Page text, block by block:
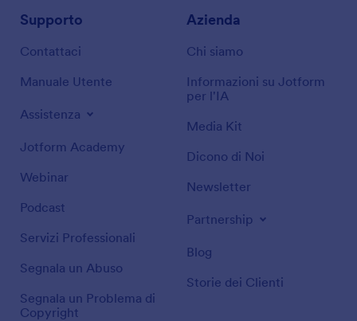
Supporto
Contattaci
Manuale Utente
Assistenza
Jotform Academy
Webinar
Podcast
Servizi Professionali
Segnala un Abuso
Segnala un Problema di
Copyright
Azienda
Chi siamo
Informazioni su Jotform
per l'IA
Media Kit
Dicono di Noi
Newsletter
Partnership
Blog
Storie dei Clienti